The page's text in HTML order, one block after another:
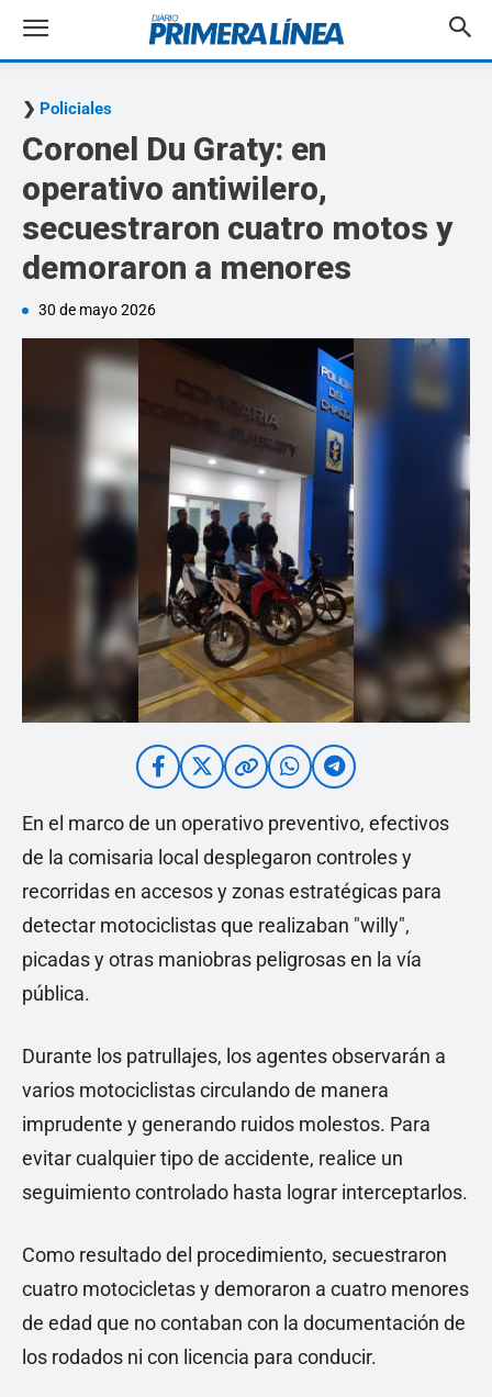
Policiales
Coronel Du Graty: en
operativo antiwilero,
secuestraron cuatro motos y
demoraron a menores
30 de mayo 2026
En el marco de un operativo preventivo, efectivos
de la comisaria local desplegaron controles y
recorridas en accesos y zonas estratégicas para
detectar motociclistas que realizaban "willy",
picadas y otras maniobras peligrosas en la vía
pública.
Durante los patrullajes, los agentes observarán a
varios motociclistas circulando de manera
imprudente y generando ruidos molestos. Para
evitar cualquier tipo de accidente, realice un
seguimiento controlado hasta lograr interceptarlos.
Como resultado del procedimiento, secuestraron
cuatro motocicletas y demoraron a cuatro menores
de edad que no contaban con la documentación de
los rodados ni con licencia para conducir.